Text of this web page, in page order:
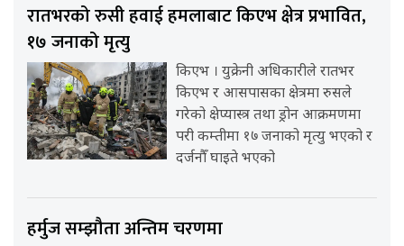
रातभरको रुसी हवाई हमलाबाट किएभ क्षेत्र प्रभावित,
१७ जनाको मृत्यु
किएभ । युक्रेनी अधिकारीले रातभर
किएभ र आसपासका क्षेत्रमा रुसले
गरेको क्षेप्यास्त्र तथा ड्रोन आक्रमणमा
परी कम्तीमा १७ जनाको मृत्यु भएको र
दर्जनौँ घाइते भएको
हर्मुज सम्झौता अन्तिम चरणमा